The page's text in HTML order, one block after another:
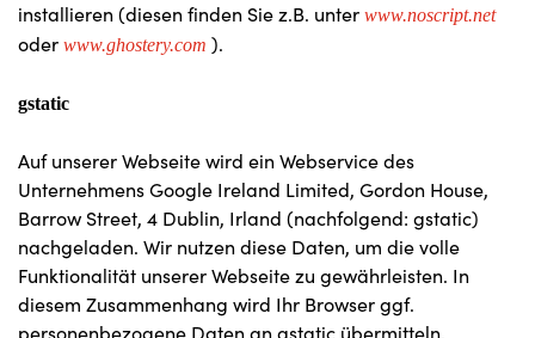
installieren (diesen finden Sie z.B. unter www.noscript.net
oder www.ghostery.com ).
gstatic
Auf unserer Webseite wird ein Webservice des
Unternehmens Google Ireland Limited, Gordon House,
Barrow Street, 4 Dublin, Irland (nachfolgend: gstatic)
nachgeladen. Wir nutzen diese Daten, um die volle
Funktionalität unserer Webseite zu gewährleisten. In
diesem Zusammenhang wird Ihr Browser ggf.
personenbezogene Daten an gstatic übermitteln.